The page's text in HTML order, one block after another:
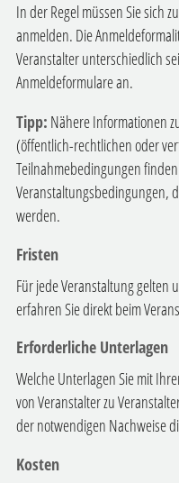
In der Regel müssen Sie sich
anmelden. Die
Veranstalter unterschiedlich
Anmeldeformulare an.
Tipp: Nähere Informationen
(öffentlich-rechtlichen oder
Teilnahmebedingungen
Veranstaltungsbedingungen,
werden.
Fristen
Für jede Veranstaltung gelten
erfahren Sie direkt beim
Erforderliche Unterlagen
Welche Unterlagen Sie mit
von Veranstalter zu
der notwendigen Nachweise
Kosten